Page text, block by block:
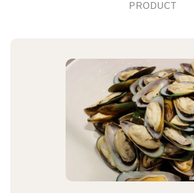
PRODUCT